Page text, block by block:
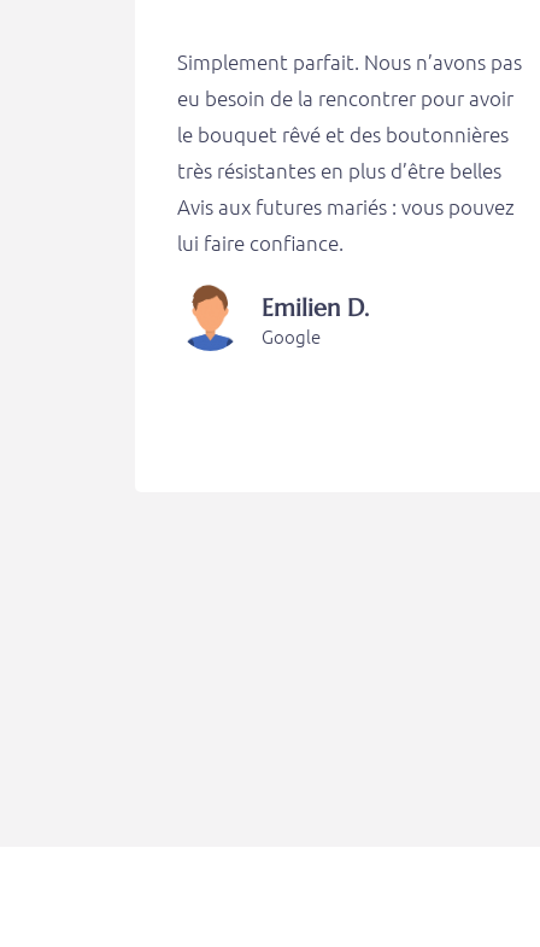
Simplement parfait. Nous n’avons pas
eu besoin de la rencontrer pour avoir
le bouquet rêvé et des boutonnières
très résistantes en plus d’être belles
Avis aux futures mariés : vous pouvez
lui faire confiance.
Emilien D.
Google